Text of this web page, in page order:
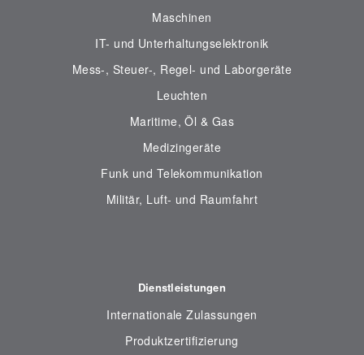
Maschinen
IT- und Unterhaltungselektronik
Mess-, Steuer-, Regel- und Laborgeräte
Leuchten
Maritime, Öl & Gas
Medizingeräte
Funk und Telekommunikation
Militär, Luft- und Raumfahrt
Dienstleistungen
Internationale Zulassungen
Produktzertifizierung